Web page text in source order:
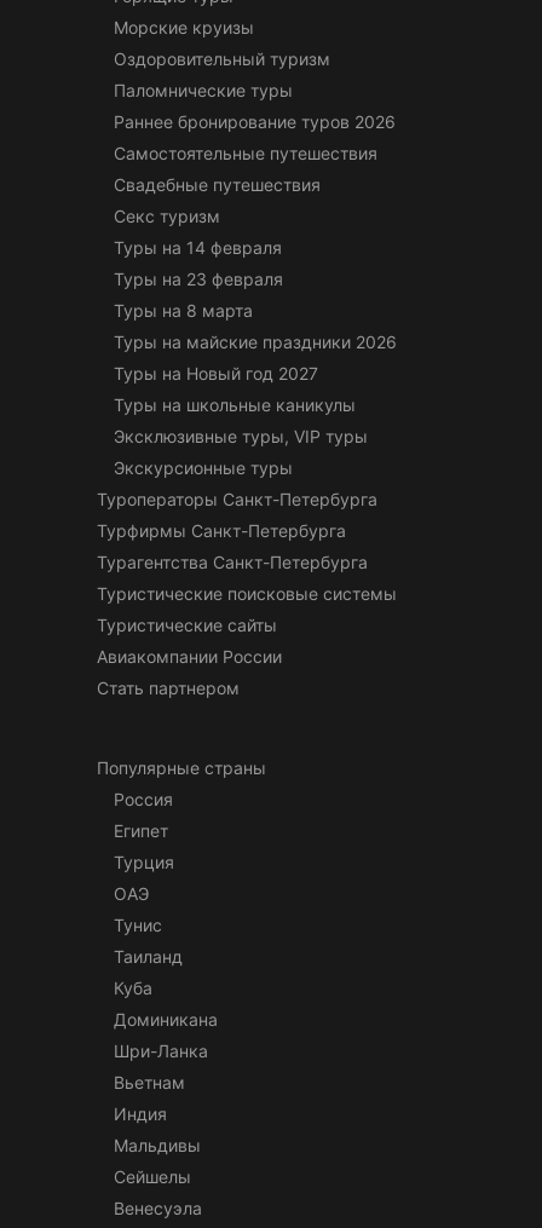
Морские круизы
Оздоровительный туризм
Паломнические туры
Раннее бронирование туров 2026
Самостоятельные путешествия
Свадебные путешествия
Секс туризм
Туры на 14 февраля
Туры на 23 февраля
Туры на 8 марта
Туры на майские праздники 2026
Туры на Новый год 2027
Туры на школьные каникулы
Эксклюзивные туры, VIP туры
Экскурсионные туры
Туроператоры Санкт-Петербурга
Турфирмы Санкт-Петербурга
Турагентства Санкт-Петербурга
Туристические поисковые системы
Туристические сайты
Авиакомпании России
Стать партнером
Популярные страны
Россия
Египет
Турция
ОАЭ
Тунис
Таиланд
Куба
Доминикана
Шри-Ланка
Вьетнам
Индия
Мальдивы
Сейшелы
Венесуэла